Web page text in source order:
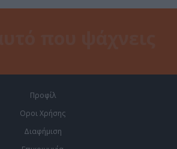
Προφίλ
Οροι Χρήσης
Διαφήμιση